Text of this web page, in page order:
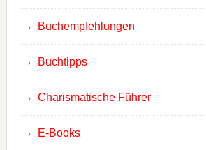
Buchempfehlungen
Buchtipps
Charismatische Führer
E-Books